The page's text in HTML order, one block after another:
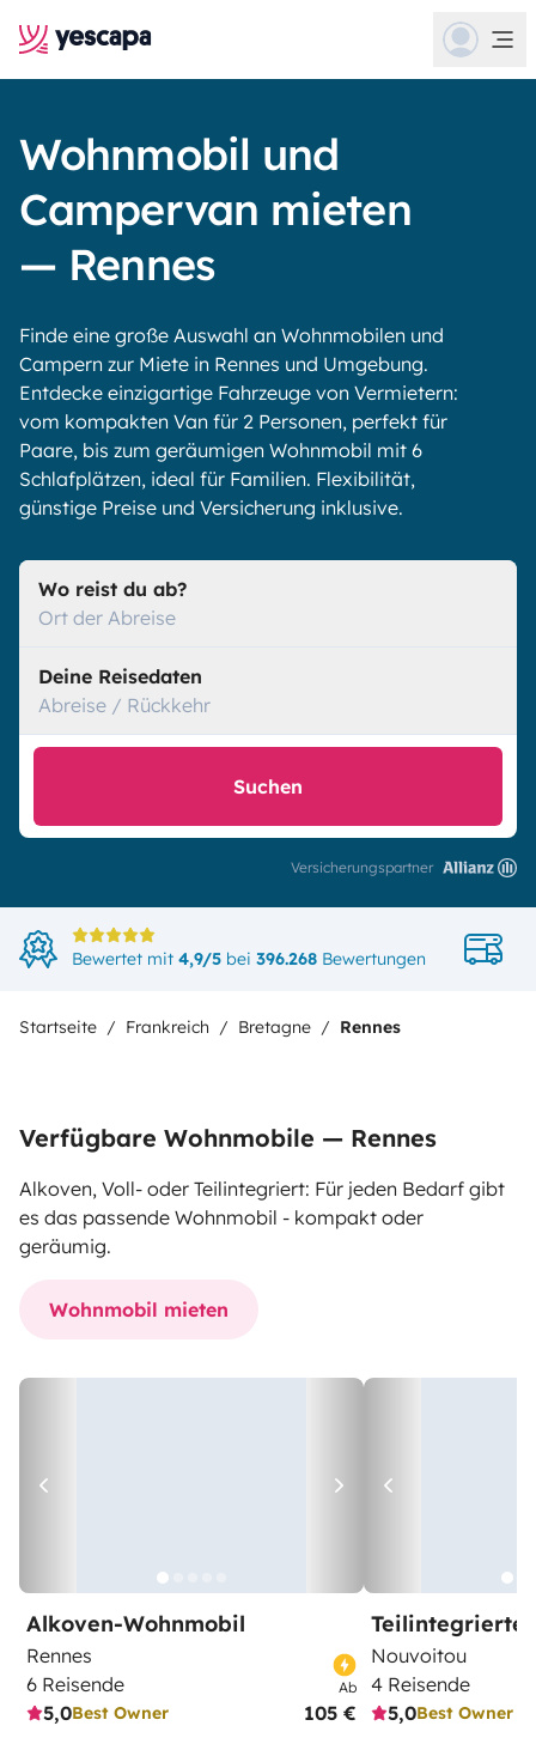
Wohnmobil und
Campervan mieten
— Rennes
Finde eine große Auswahl an Wohnmobilen und
Campern zur Miete in Rennes und Umgebung.
Entdecke einzigartige Fahrzeuge von Vermietern:
vom kompakten Van für 2 Personen, perfekt für
Paare, bis zum geräumigen Wohnmobil mit 6
Schlafplätzen, ideal für Familien. Flexibilität,
günstige Preise und Versicherung inklusive.
Wo reist du ab?
Ort der Abreise
Deine Reisedaten
Abreise / Rückkehr
Suchen
Versicherungspartner
Bewertet mit 4,9/5 bei 396.268 Bewertungen
Startseite Frankreich Bretagne Rennes
Verfügbare Wohnmobile — Rennes
Alkoven, Voll- oder Teilintegriert: Für jeden Bedarf gibt
es das passende Wohnmobil - kompakt oder
geräumig.
Wohnmobil mieten
Alkoven-Wohnmobil
Rennes
6 Reisende
5,0Best Owner
Ab
105 €
Nouvoitou
4 Reisende
5,0Best Owner